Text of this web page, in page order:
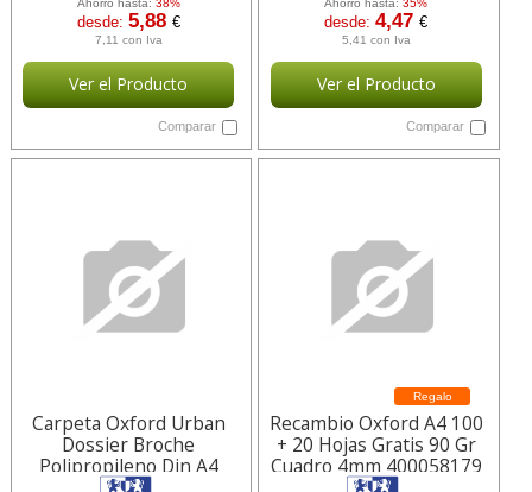
Ahorro hasta: 38%
desde: 5,88 €
7,11 con Iva
Ver el Producto
Comparar
Ahorro hasta:35%
desde:4,47€
5,41 con Iva
Ver el Producto
Comparar
Carpeta Oxford Urban
Dossier Broche
Polipropileno Din A4
Regalo
Recambio Oxford A4 100
+ 20 Hojas Gratis 90 Gr
Cuadro 4mm 400058179